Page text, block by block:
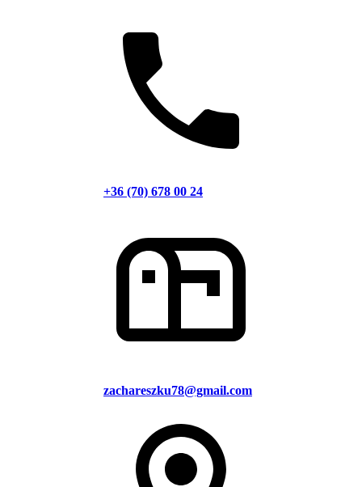
+36 (70) 678 00 24
zachareszku78@gmail.com